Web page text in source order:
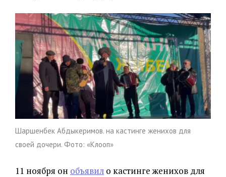
Шаршенбек Абдыкеримов. на кастинге женихов для
своей дочери. Фото: «Клооп»
11 ноября он объявил о кастинге женихов для